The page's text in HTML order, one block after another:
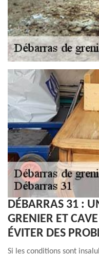
DÉBARRAS 31 :
GRENIER ET
ÉVITER DES
Si les conditions sont